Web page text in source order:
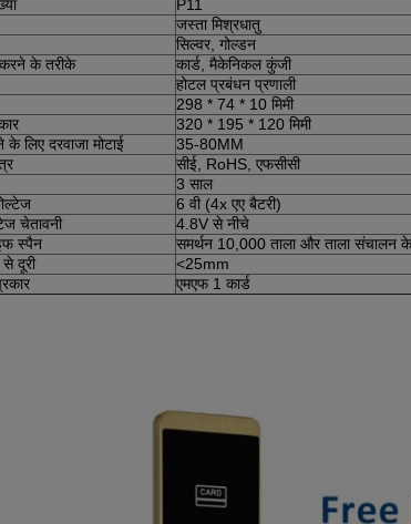
P11
जस्ता मिश्रधातु
सिल्वर, गोल्डन
के तरीके
कार्ड, मैकेनिकल कुंजी
होटल प्रबंधन प्रणाली
298 * 74 * 10 मिमी
320 * 195 * 120 मिमी
लिए दरवाजा मोटाई
35-80MM
सीई, RoHS, एफसीसी
3 साल
6 वी (4x एए बैटरी)
चेतावनी
4.8V से नीचे
स्पैन
समर्थन 10,000 ताला और ताला संचालन
दूरी
<25mm
एमएफ 1 कार्ड